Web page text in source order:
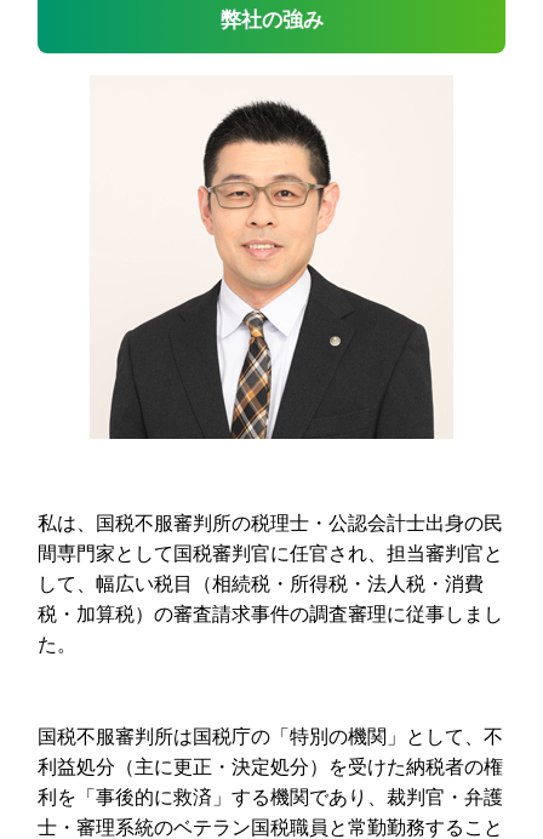
弊社の強み
私は、国税不服審判所の税理士・公認会計士出身の民
間専門家として国税審判官に任官され、担当審判官と
して、幅広い税目（相続税・所得税・法人税・消費
税・加算税）の審査請求事件の調査審理に従事しまし
た。
国税不服審判所は国税庁の「特別の機関」として、不
利益処分（主に更正・決定処分）を受けた納税者の権
利を「事後的に救済」する機関であり、裁判官・弁護
士・審理系統のベテラン国税職員と常勤勤務すること